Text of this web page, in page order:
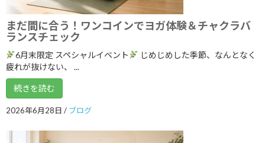
2025年7月
2025年6月
2025年5月
2025年4月
2025年3月
2025年2月
まだ間に合う！ワンコインでヨガ体験＆チャクラバ
ランスチェック
6月末限定 スペシャルイベント
じめじめした季節、なんとなく
疲れが抜けない、 ...
続きを読む
2026年6月28日 / ブログ